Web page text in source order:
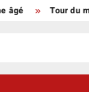
Tour du monde